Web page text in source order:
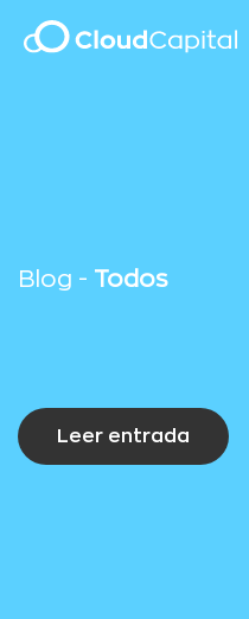
Blog - Todos
Leer entrada